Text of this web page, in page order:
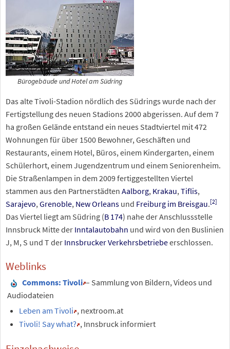
Bürogebäude und Hotel am Südring
Das alte Tivoli-Stadion nördlich des Südrings wurde nach der
Fertigstellung des neuen Stadions 2000 abgerissen. Auf dem 7
ha großen Gelände entstand ein neues Stadtviertel mit 472
Wohnungen für über 1500 Bewohner, Geschäften und
Restaurants, einem Hotel, Büros, einem Kindergarten, einem
Schülerhort, einem Jugendzentrum und einem Seniorenheim.
Die Straßenlampen in dem 2009 fertiggestellten Viertel
stammen aus den Partnerstädten Aalborg, Krakau, Tiflis,
Sarajevo, Grenoble, New Orleans und Freiburg im Breisgau.[2]
Das Viertel liegt am Südring (B 174) nahe der Anschlussstelle
Innsbruck Mitte der Inntalautobahn und wird von den Buslinien
J, M, S und T der Innsbrucker Verkehrsbetriebeerschlossen.
Weblinks
Commons: Tivoli – Sammlung von Bildern, Videos und
Audiodateien
Leben am Tivoli , nextroom.at
Tivoli! Say what? , Innsbruck informiert